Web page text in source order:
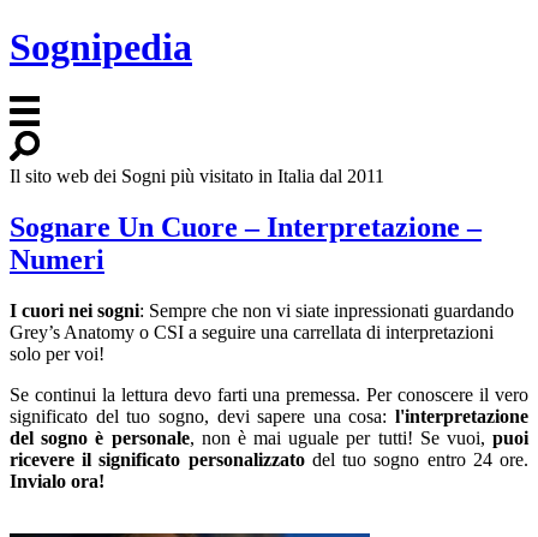
Sognipedia
Il sito web dei Sogni più visitato in Italia dal 2011
Sognare Un Cuore – Interpretazione –
Numeri
I cuori nei sogni: Sempre che non vi siate inpressionati guardando
Grey’s Anatomy o CSI a seguire una carrellata di interpretazioni
solo per voi!
Se continui la lettura devo farti una premessa. Per conoscere il vero
significato del tuo sogno, devi sapere una cosa: l'interpretazione
del sogno è personale, non è mai uguale per tutti! Se vuoi, puoi
ricevere il significato personalizzatodel tuo sogno entro 24 ore.
Invialo ora!